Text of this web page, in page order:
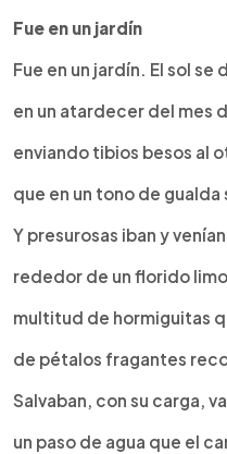
Fue en un jardín
Fue en un jardín. El sol se
en un atardecer del mes
enviando tibios besos al
que en un tono de gualda
Y presurosas iban y
rededor de un florido
multitud de hormiguitas
de pétalos fragantes
Salvaban, con su carga,
un paso de agua que el